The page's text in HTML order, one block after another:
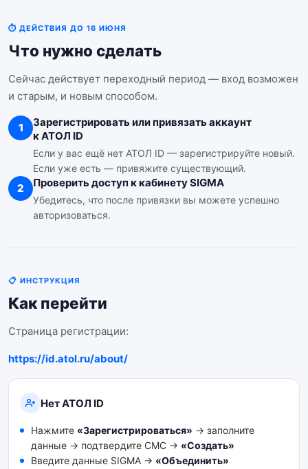
⏱ ДЕЙСТВИЯ ДО 16 ИЮНЯ
Что нужно сделать
Сейчас действует переходный период — вход возможен
и старым, и новым способом.
1
Зарегистрировать или привязать аккаунт
к АТОЛ ID
Если у вас ещё нет АТОЛ ID — зарегистрируйте новый.
Если уже есть — привяжите существующий.
2 Проверить доступ к кабинету SIGMA
Убедитесь, что после привязки вы можете успешно
авторизоваться.
📋 ИНСТРУКЦИЯ
Как перейти
Страница регистрации:
https://id.atol.ru/about/
Нет АТОЛ ID
Нажмите «Зарегистрироваться» → заполните
данные → подтвердите СМС → «Создать»
Введите данные SIGMA → «Объединить»